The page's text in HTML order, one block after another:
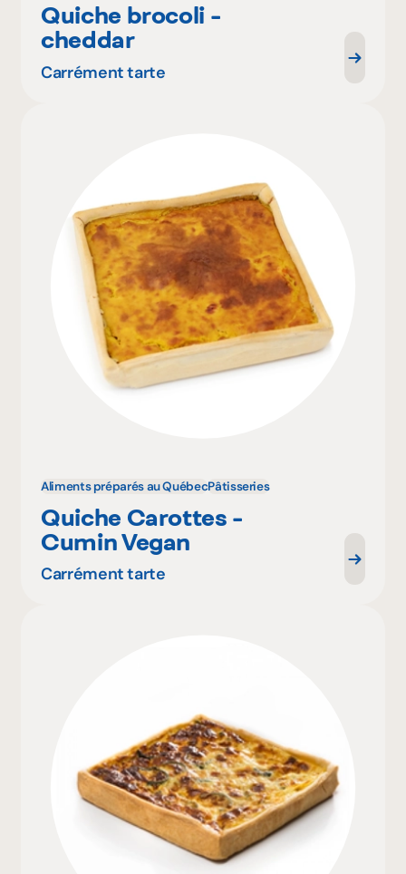
Quiche brocoli -
cheddar
Carrément tarte
Aliments préparés au QuébecPâtisseries
Quiche Carottes -
Cumin Vegan
Carrément tarte